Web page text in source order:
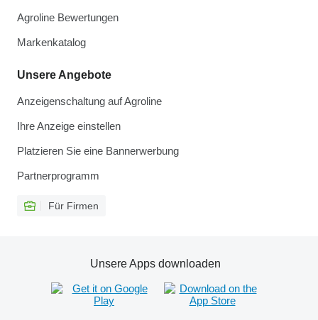
Agroline Bewertungen
Markenkatalog
Unsere Angebote
Anzeigenschaltung auf Agroline
Ihre Anzeige einstellen
Platzieren Sie eine Bannerwerbung
Partnerprogramm
Für Firmen
Unsere Apps downloaden